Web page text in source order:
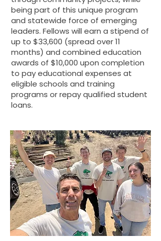
being part of this unique program
and statewide force of emerging
leaders. Fellows will earn a stipend of
up to $33,600 (spread over 11
months) and combined education
awards of $10,000 upon completion
to pay educational expenses at
eligible schools and training
programs or repay qualified student
loans.